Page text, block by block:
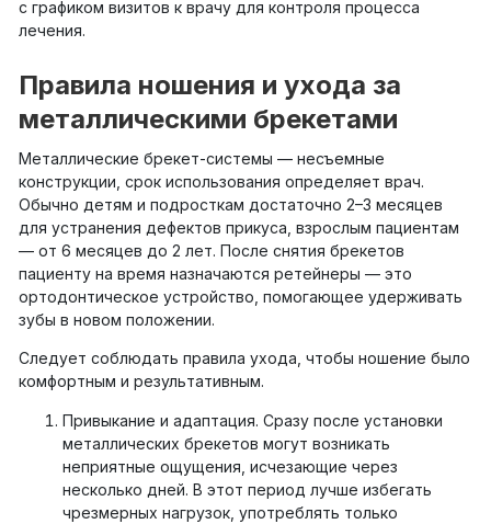
с графиком визитов к врачу для контроля процесса
лечения.
Правила ношения и ухода за
металлическими брекетами
Металлические брекет-системы — несъемные
конструкции, срок использования определяет врач.
Обычно детям и подросткам достаточно 2–3 месяцев
для устранения дефектов прикуса, взрослым пациентам
— от 6 месяцев до 2 лет. После снятия брекетов
пациенту на время назначаются ретейнеры — это
ортодонтическое устройство, помогающее удерживать
зубы в новом положении.
Следует соблюдать правила ухода, чтобы ношение было
комфортным и результативным.
Привыкание и адаптация. Сразу после установки
металлических брекетов могут возникать
неприятные ощущения, исчезающие через
несколько дней. В этот период лучше избегать
чрезмерных нагрузок, употреблять только